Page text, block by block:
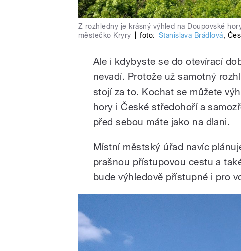
Z rozhledny je krásný výhled na Doupovské
městečko Kryry
foto: Stanislava Brádlová,
Ale i kdybyste se do otevírací
nevadí. Protože už samotný
stojí za to. Kochat se můžete
hory i České středohoří a
před sebou máte jako na dlani.
Místní městský úřad navíc
prašnou přístupovou cestu a
bude výhledově přístupné i pro